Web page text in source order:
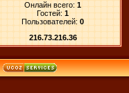
Онлайн всего: 1
Гостей: 1
Пользователей: 0
216.73.216.36